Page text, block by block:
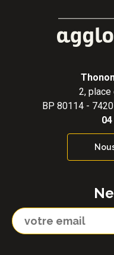
2,
BP 80114 -